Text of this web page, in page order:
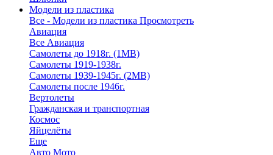
Модели из пластика
Все - Модели из пластика Просмотреть
Авиация
Все Авиация
Самолеты до 1918г. (1МВ)
Самолеты 1919-1938г.
Самолеты 1939-1945г. (2МВ)
Самолеты после 1946г.
Вертолеты
Гражданская и транспортная
Космос
Яйцелёты
Еще
Авто Мото